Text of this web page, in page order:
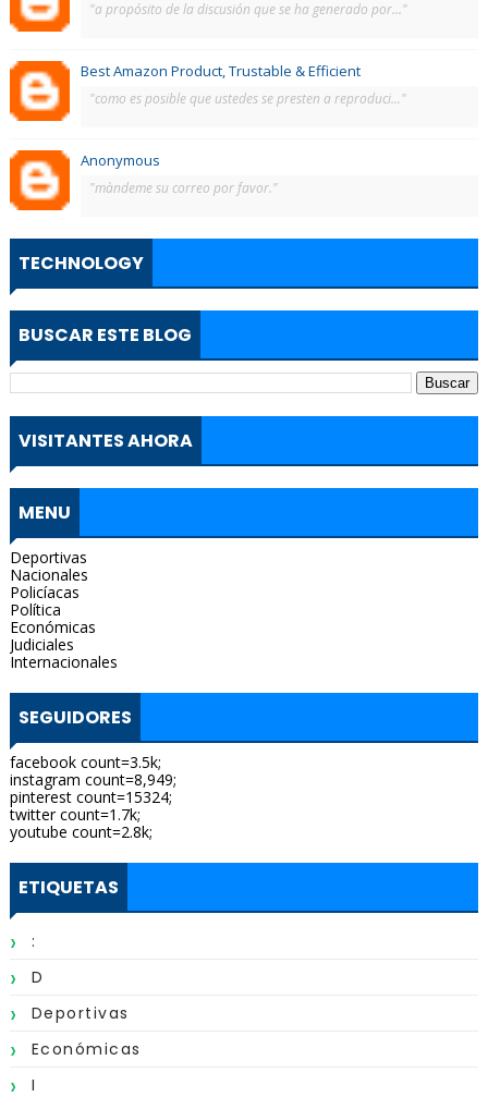
"a propósito de la discusión que se ha generado por..."
Best Amazon Product, Trustable & Efficient
"como es posible que ustedes se presten a reproduci..."
Anonymous
"màndeme su correo por favor."
TECHNOLOGY
BUSCAR ESTE BLOG
VISITANTES AHORA
MENU
Deportivas
Nacionales
Policíacas
Política
Económicas
Judiciales
Internacionales
SEGUIDORES
facebook count=3.5k;
instagram count=8,949;
pinterest count=15324;
twitter count=1.7k;
youtube count=2.8k;
ETIQUETAS
:
D
Deportivas
Económicas
I